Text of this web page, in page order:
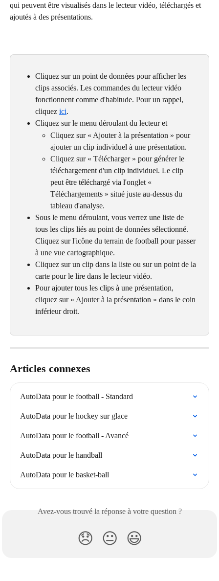
qui peuvent être visualisés dans le lecteur vidéo, téléchargés et
ajoutés à des présentations.
Cliquez sur un point de données pour afficher les
clips associés. Les commandes du lecteur vidéo
fonctionnent comme d'habitude. Pour un rappel,
cliquez ici.
Cliquez sur le menu déroulant du lecteur et
​Cliquez sur « Ajouter à la présentation » pour
ajouter un clip individuel à une présentation.
Cliquez sur « Télécharger » pour générer le
téléchargement d'un clip individuel. Le clip
peut être téléchargé via l'onglet «
Téléchargements » situé juste au-dessus du
tableau d'analyse.
Sous le menu déroulant, vous verrez une liste de
tous les clips liés au point de données sélectionné.
Cliquez sur l'icône du terrain de football pour passer
à une vue cartographique.
Cliquez sur un clip dans la liste ou sur un point de la
carte pour le lire dans le lecteur vidéo.
Pour ajouter tous les clips à une présentation,
cliquez sur « Ajouter à la présentation » dans le coin
inférieur droit.
Articles connexes
AutoData pour le football - Standard
AutoData pour le hockey sur glace
AutoData pour le football - Avancé
AutoData pour le handball
AutoData pour le basket-ball
Avez-vous trouvé la réponse à votre question ?
😞 😐 😃